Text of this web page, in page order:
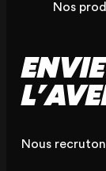
Nos
Nous